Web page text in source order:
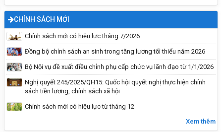
CHÍNH SÁCH MỚI
Chính sách mới có hiệu lực tháng 7/2026
Đồng bộ chính sách an sinh trong tăng lương tối thiểu năm 2026
Bộ Nội vụ đề xuất điều chỉnh phụ cấp chức vụ lãnh đạo từ 1/1/2026
Nghị quyết 245/2025/QH15: Quốc hội quyết nghị thực hiện chính
sách tiền lương, chính sách xã hội
Chính sách mới có hiệu lực từ tháng 12
Xem thêm
năng phòng, chống đuối nước cho trẻ em năm
2026